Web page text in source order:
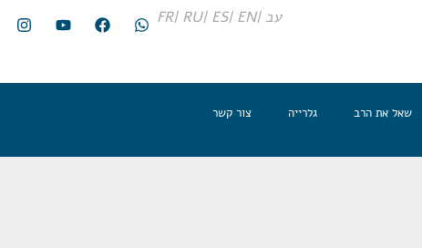
עב |EN |
ES |
RU |
FR
שאל את הרב גלרייה צור קשר